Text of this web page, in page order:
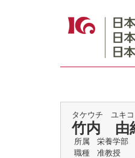
タケウチ ユキコ
竹内 由
所属
栄養学部
職種
准教授